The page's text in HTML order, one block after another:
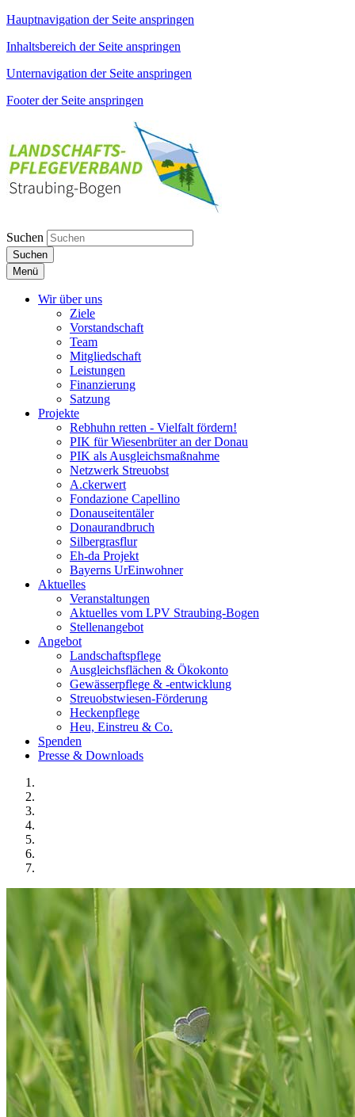
Hauptnavigation der Seite anspringen
Inhaltsbereich der Seite anspringen
Unternavigation der Seite anspringen
Footer der Seite anspringen
Suchen
Suchen
Menü
Wir über uns
Ziele
Vorstandschaft
Team
Mitgliedschaft
Leistungen
Finanzierung
Satzung
Projekte
Rebhuhn retten - Vielfalt fördern!
PIK für Wiesenbrüter an der Donau
PIK als Ausgleichsmaßnahme
Netzwerk Streuobst
A.ckerwert
Fondazione Capellino
Donauseitentäler
Donaurandbruch
Silbergrasflur
Eh-da Projekt
Bayerns UrEinwohner
Aktuelles
Veranstaltungen
Aktuelles vom LPV Straubing-Bogen
Stellenangebot
Angebot
Landschaftspflege
Ausgleichsflächen & Ökokonto
Gewässerpflege & -entwicklung
Streuobstwiesen-Förderung
Heckenpflege
Heu, Einstreu & Co.
Spenden
Presse & Downloads